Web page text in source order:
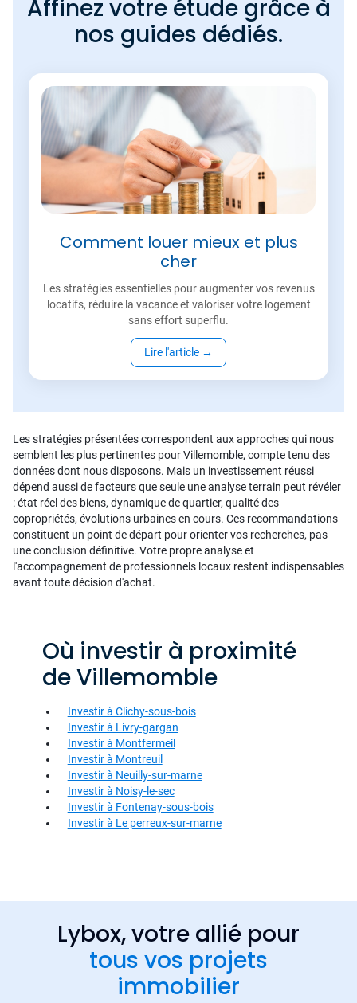
Affinez votre étude grâce à
nos guides dédiés.
Comment louer mieux et plus
cher
Les stratégies essentielles pour augmenter vos revenus
locatifs, réduire la vacance et valoriser votre logement
sans effort superflu.
Lire l'article →
Les stratégies présentées correspondent aux approches qui nous
semblent les plus pertinentes pour Villemomble, compte tenu des
données dont nous disposons. Mais un investissement réussi
dépend aussi de facteurs que seule une analyse terrain peut révéler
: état réel des biens, dynamique de quartier, qualité des
copropriétés, évolutions urbaines en cours. Ces recommandations
constituent un point de départ pour orienter vos recherches, pas
une conclusion définitive. Votre propre analyse et
l'accompagnement de professionnels locaux restent indispensables
avant toute décision d'achat.
Où investir à proximité
de Villemomble
Investir à Clichy-sous-bois
Investir à Livry-gargan
Investir à Montfermeil
Investir à Montreuil
Investir à Neuilly-sur-marne
Investir à Noisy-le-sec
Investir à Fontenay-sous-bois
Investir à Le perreux-sur-marne
Lybox, votre allié pour
tous vos projets
immobilier